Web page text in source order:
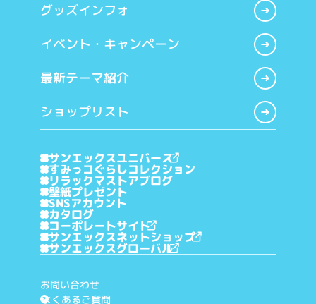
グッズインフォ
イベント・キャンペーン
最新テーマ紹介
ショップリスト
サンエックスユニバース
すみっコぐらしコレクション
リラックマストアブログ
壁紙プレゼント
SNSアカウント
カタログ
コーポレートサイト
サンエックスネットショップ
サンエックスグローバル
お問い合わせ
?
よくあるご質問